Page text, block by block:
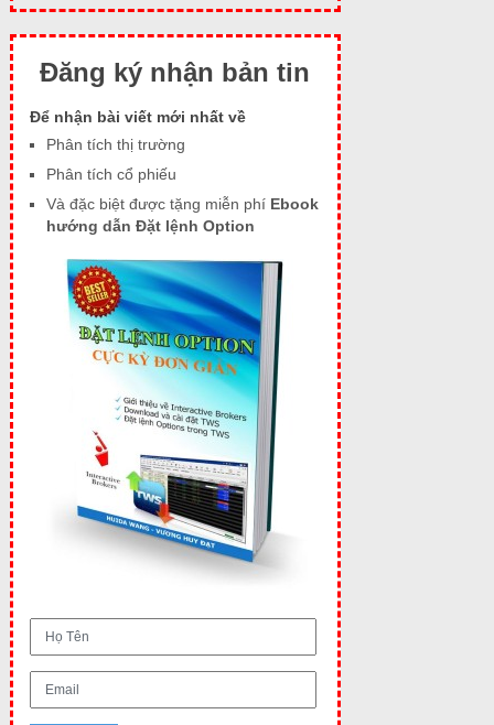
Đăng ký nhận bản tin
Để nhận bài viết mới nhất về
Phân tích thị trường
Phân tích cổ phiếu
Và đặc biệt được tặng miễn phí Ebook
hướng dẫn Đặt lệnh Option